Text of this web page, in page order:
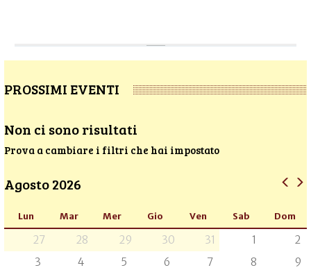
PROSSIMI EVENTI
Non ci sono risultati
Prova a cambiare i filtri che hai impostato
Agosto 2026
Lun Mar Mer Gio Ven Sab Dom
27 28 29 30 31 1
2
3
4 5 6 7 8
9